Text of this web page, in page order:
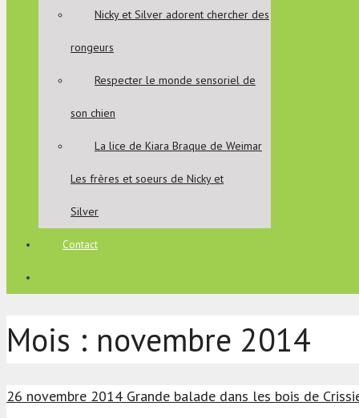
Nicky et Silver adorent chercher des
rongeurs
Respecter le monde sensoriel de
son chien
La lice de Kiara Braque de Weimar
Les frères et soeurs de Nicky et
Silver
Contact
Mois : novembre 2014
26 novembre 2014 Grande balade dans les bois de